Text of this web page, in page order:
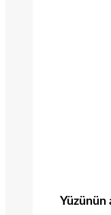
Yüzünün